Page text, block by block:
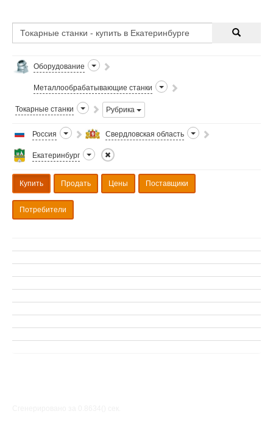
Оборудование
Металлообрабатывающие станки
Токарные станки Рубрика
Россия Свердловская область
Екатеринбург
Купить Продать Цены Поставщики
Потребители